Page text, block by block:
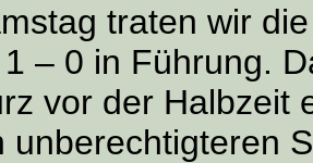
traten wir
– 0 in Führung.
vor der Halbzeit
unberechtigteren